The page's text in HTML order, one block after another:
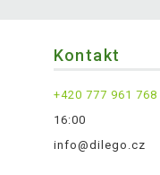
Kontakt
+420 777 961 768
16:00
info@dilego.cz